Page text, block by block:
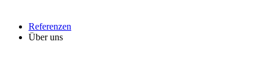
Referenzen
Über uns